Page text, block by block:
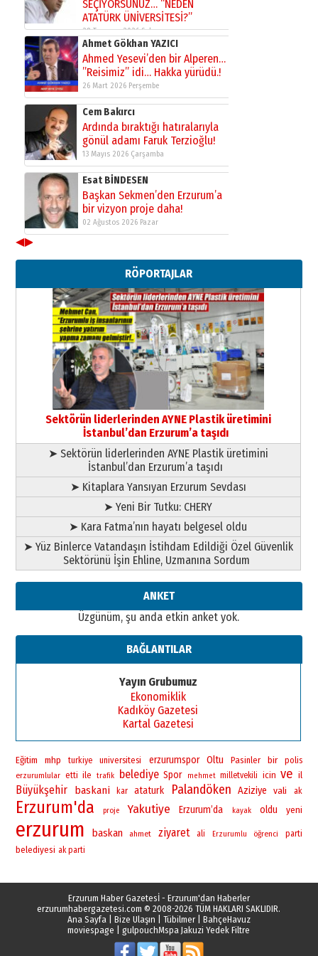
Erzurumspor’un köşe taşları
29 Haziran 2026 Pazartesi
Kenan GÜLERCİ
Murat Şahsuvaroğlu ERKON’da
çıtayı yukarı taşırken,
yönetimdekiler aşağı
çekmemeli!
17 Şubat 2026 SalıOrhan BOZKURT
Bir fotoğraf, bir şehir, bir
gazeteci… Dizginler kimin
elinde?
31 Mart 2026 Salı
A. Berhan Yılmaz
BİR BÖLÜM DEĞİL, BİR ÖMÜR
SEÇİYORSUNUZ… “NEDEN
ATATÜRK ÜNİVERSİTESİ?”
Ahmet Gökhan YAZICI
Ahmed Yesevi’den bir Alperen…
”Reisimiz” idi… Hakka yürüdü.!
26 Mart 2026 Perşembe
Cem Bakırcı
Ardında bıraktığı hatıralarıyla
gönül adamı Faruk Terzioğlu!
13 Mayıs 2026 Çarşamba
Esat BİNDESEN
Başkan Sekmen’den Erzurum’a
bir vizyon proje daha!
02 Ağustos 2026 Pazar
◀▶
RÖPORTAJLAR
Sektörün liderlerinden AYNE Plastik üretimini
İstanbul’dan Erzurum’a taşıdı
➤ Sektörün liderlerinden AYNE Plastik üretimini
İstanbul’dan Erzurum’a taşıdı
➤ Kitaplara Yansıyan Erzurum Sevdası
➤ Yeni Bir Tutku: CHERY
➤ Kara Fatma’nın hayatı belgesel oldu
➤ Yüz Binlerce Vatandaşın İstihdam Edildiği Özel Güvenlik
Sektörünü İşin Ehline, Uzmanına Sordum
ANKET
Üzgünüm, şu anda etkin anket yok.
BAĞLANTILAR
Yayın Grubumuz
Ekonomiklik
Kadıköy Gazetesi
Kartal Gazetesi
Eğitim mhp turkiye universitesi erzurumspor Oltu Pasinler bir polis
erzurumlular etti ile trafik belediye Spor mehmet milletvekili icin ve il
Büyükşehir baskani kar ataturk Palandöken Aziziye vali ak
Erzurum'da proje Yakutiye Erzurum’da kayak oldu yeni
erzurum baskan ahmet ziyaret ali Erzurumlu öğrenci parti
belediyesi ak parti
Erzurum Haber Gazetesİ - Erzurum'dan Haberler
erzurumhabergazetesi.com © 2008-2026 TÜM HAKLARI SAKLIDIR.
Ana Sayfa
Bize Ulaşın Tübilmer| BahçeHavuz
moviespage |gulpouchMspa Jakuzi Yedek Filtre